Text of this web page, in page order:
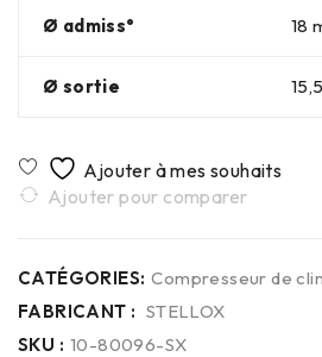
Ø admiss° 18
Ø sortie
Ajouter pour comparer
CATÉGORIES: Compresseur de
FABRICANT : STELLOX
SKU : 10-80096-SX